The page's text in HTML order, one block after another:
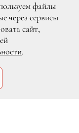
файлы
через сервисы
сайт,
.